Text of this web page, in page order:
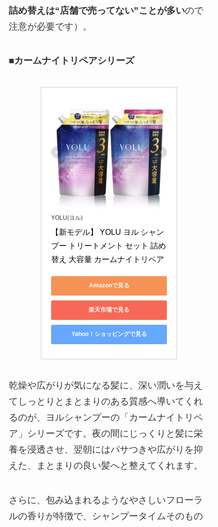
詰め替えは“店舗で売ってない”ことが多いので
注意が必要です）。
■カームナイトリペアシリーズ
YOLU(ヨル)
【新モデル】 YOLU ヨル シャン
プー トリートメント セット 詰め
替え 大容量 カームナイトリペア
Amazonで見る
楽天市場で見る
Yahoo！ショッピングで見る
乾燥や広がりが気になる髪に、深い潤いを与え
てしっとりとまとまりのある質感へ導いてくれ
るのが、ヨルシャンプーの「カームナイトリペ
ア」シリーズです。夜の間にじっくりと髪に栄
養を浸透させ、翌朝にはパサつきや広がりを抑
えた、まとまりの良い髪へと整えてくれます。
さらに、包み込まれるようなやさしいフローラ
ルの香りが特徴で、シャンプータイムそのもの